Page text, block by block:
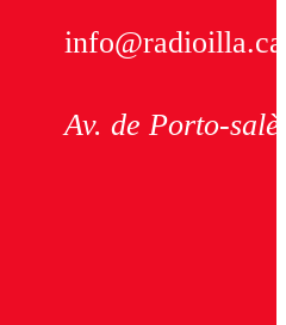
Av. de Porto-